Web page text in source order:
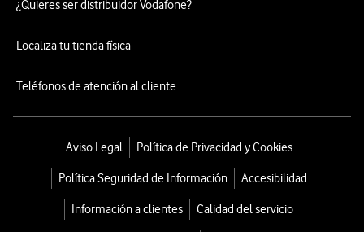
¿Quieres ser distribuidor Vodafone?
Localiza tu tienda física
Teléfonos de atención al cliente
Aviso Legal Política de Privacidad y Cookies
Política Seguridad de Información Accesibilidad
Información a clientes Calidad del servicio